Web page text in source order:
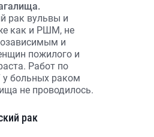
рак вульвы и
как и РШМ, не
и
пожилого и
Работ по
больных раком
не проводилось.
рак